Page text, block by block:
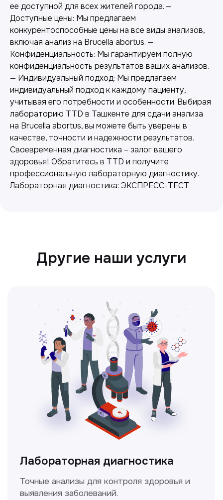
ее доступной для всех жителей города. —
Доступные цены: Мы предлагаем
конкурентоспособные цены на все виды анализов,
включая анализ на Brucella abortus. —
Конфиденциальность: Мы гарантируем полную
конфиденциальность результатов ваших анализов.
— Индивидуальный подход: Мы предлагаем
индивидуальный подход к каждому пациенту,
учитывая его потребности и особенности. Выбирая
лабораторию TTD в Ташкенте для сдачи анализа
на Brucella abortus, вы можете быть уверены в
качестве, точности и надежности результатов.
Своевременная диагностика – залог вашего
здоровья! Обратитесь в TTD и получите
профессиональную лабораторную диагностику.
Лабораторная диагностика: ЭКСПРЕСС-ТЕСТ
Лабораторная диагностика
Точные анализы для контроля здоровья и
выявления заболеваний.
Ультразвуковая диагностика
Безопасный и точный метод для
обследования внутренних органов.